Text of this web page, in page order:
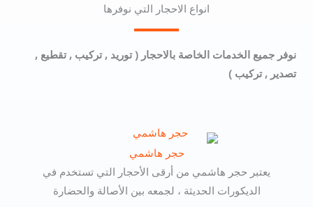
انواع الاحجار التي نوفرها
نوفر جميع الخدمات الخاصة بالاحجار ( توريد , تركيب , تقطيع ,
تصدير , تركيب )
حجر هاشمي
يعتبر حجر هاشمي من أرقى الأحجار التي تستخدم في
الديكورات الحديثة ، لجمعه بين الأصالة والحضارة